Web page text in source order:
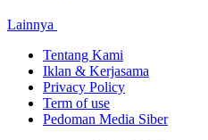
Lainnya
Tentang Kami
Iklan & Kerjasama
Privacy Policy
Term of use
Pedoman Media Siber